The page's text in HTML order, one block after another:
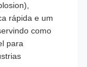
rápida e um
como
para